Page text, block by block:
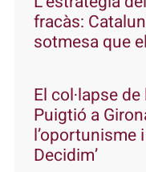
fracàs:
sotmesa que
El col·lapse
Puigtió a
l’oportunisme
Decidim’